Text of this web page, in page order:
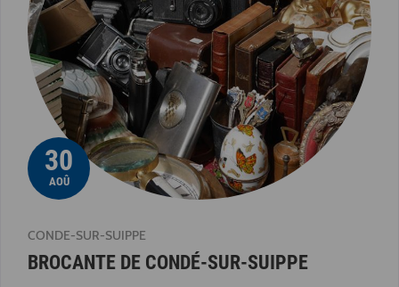
30
AOÛ
CONDE-SUR-SUIPPE
BROCANTE DE CONDÉ-SUR-SUIPPE